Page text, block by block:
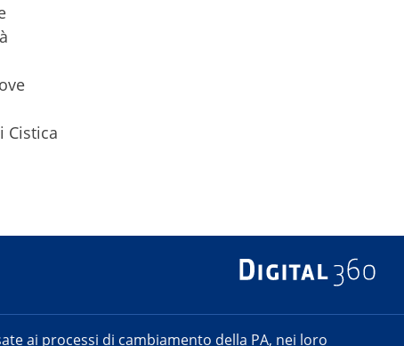
Cistica
ai processi di cambiamento della PA, nei loro